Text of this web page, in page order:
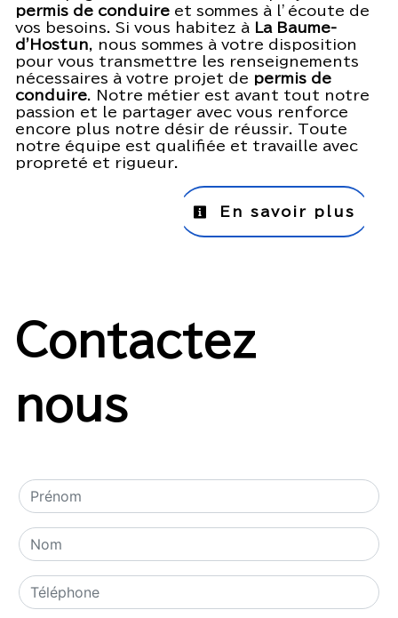
permis de conduire et sommes à l’écoute de
vos besoins. Si vous habitez à
La Baume-
d'Hostun, nous sommes à votre disposition
pour vous transmettre les renseignements
nécessaires à votre projet de permis de
conduire. Notre métier est avant tout notre
passion et le partager avec vous renforce
encore plus notre désir de réussir. Toute
notre équipe est qualifiée et travaille avec
propreté et rigueur.
En savoir plus
Contactez
nous